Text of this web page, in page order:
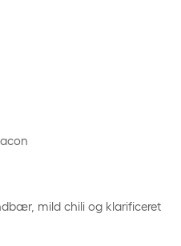
mild chili og klarificeret